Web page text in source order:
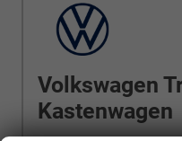
Volkswagen
Kastenwagen